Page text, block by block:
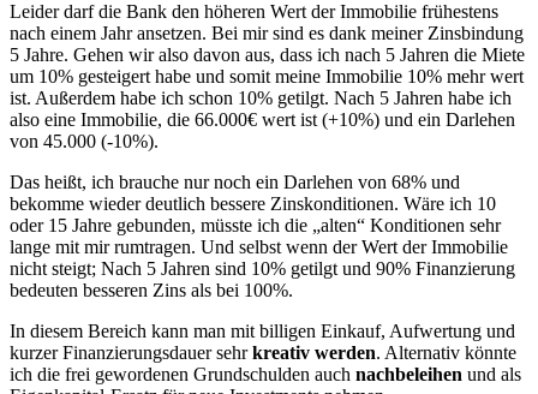
Leider darf die Bank den höheren Wert der Immobilie frühestens
nach einem Jahr ansetzen. Bei mir sind es dank meiner Zinsbindung
5 Jahre. Gehen wir also davon aus, dass ich nach 5 Jahren die Miete
um 10% gesteigert habe und somit meine Immobilie 10% mehr wert
ist. Außerdem habe ich schon 10% getilgt. Nach 5 Jahren habe ich
also eine Immobilie, die 66.000€ wert ist (+10%) und ein Darlehen
von 45.000 (-10%).
Das heißt, ich brauche nur noch ein Darlehen von 68% und
bekomme wieder deutlich bessere Zinskonditionen. Wäre ich 10
oder 15 Jahre gebunden, müsste ich die „alten“ Konditionen sehr
lange mit mir rumtragen. Und selbst wenn der Wert der Immobilie
nicht steigt; Nach 5 Jahren sind 10% getilgt und 90% Finanzierung
bedeuten besseren Zins als bei 100%.
In diesem Bereich kann man mit billigen Einkauf, Aufwertung und
kurzer Finanzierungsdauer sehrkreativ werden. Alternativ könnte
ich die frei gewordenen Grundschulden auch nachbeleihen und als